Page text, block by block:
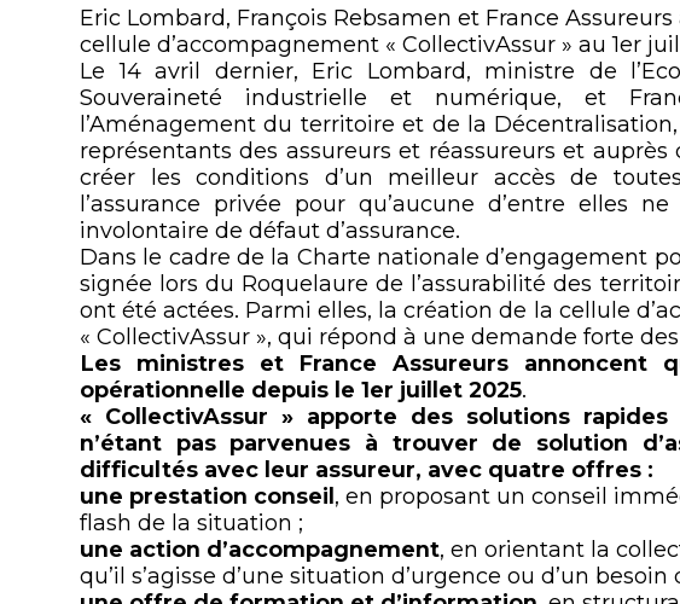
Eric Lombard, François Rebsamen et France
cellule d’accompagnement « CollectivAssur » au 1er
Le 14 avril dernier, Eric Lombard, ministre de
Souveraineté industrielle et numérique, et
l’Aménagement du territoire et de la
représentants des assureurs et réassureurs et auprès
créer les conditions d’un meilleur accès de
l’assurance privée pour qu’aucune d’entre elles
involontaire de défaut d’assurance.
Dans le cadre de la Charte nationale d’engagement
signée lors du Roquelaure de l’assurabilité des
ont été actées. Parmi elles, la création de la cellule
« CollectivAssur », qui répond à une demande forte des
Les ministres et France Assureurs annoncent
opérationnelle depuis le 1er juillet 2025.
« CollectivAssur » apporte des solutions
n’étant pas parvenues à trouver de solution
difficultés avec leur assureur, avec quatre offres :
une prestation conseil , en proposant un conseil
flash de la situation ;
une action d’accompagnement, en orientant la
qu’il s’agisse d’une situation d’urgence ou d’un